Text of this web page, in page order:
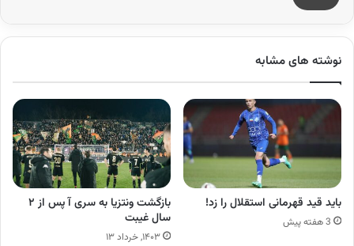
نوشته های مشابه
باید قید قهرمانی استقلال را زد!
3 هفته پیش
بازگشت ونتزیا به سری آ پس از ۲
سال غیبت
۱۴۰۳, خرداد ۱۳